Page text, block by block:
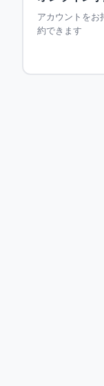
アカウントをお
約できます